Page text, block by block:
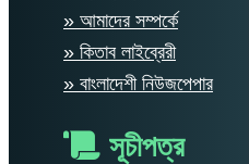
» আমাদের সম্পর্কে
» কিতাব লাইব্রেরী
» বাংলাদেশী নিউজপেপার
সূচীপত্র